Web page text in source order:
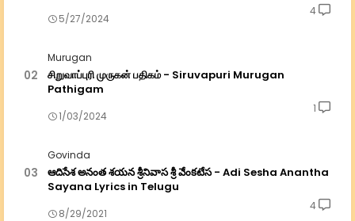
5/27/2024
4
Murugan
சிறுவாப்புரி முருகன் பதிகம் - Siruvapuri Murugan
Pathigam
1/03/2024
1
Govinda
ఆదిసేశ అనంత శయన శ్రీనివాస శ్రీ వేంకటేస - Adi Sesha Anantha
Sayana Lyrics in Telugu
8/29/2021
4